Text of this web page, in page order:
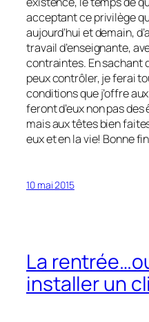
acceptant ce privilège
aujourd’hui et demain,
travail d’enseignante,
contraintes. En sachant
peux contrôler, je ferai
conditions que j’offre
feront d’eux non pas
mais aux têtes bien
eux et en la vie! Bonne
10 mai 2015
La
installer un